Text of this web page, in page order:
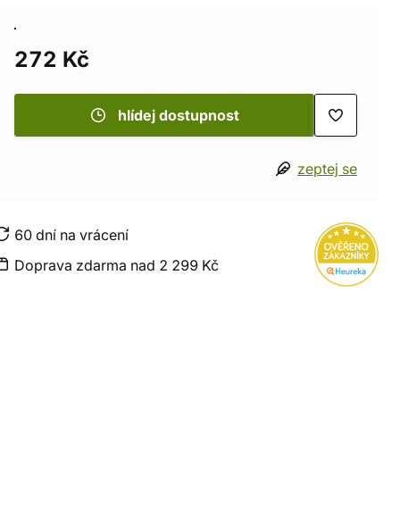
272 Kč
hlídej dostupnost
zeptej se
60 dní na vrácení
Doprava zdarma nad 2 299 Kč